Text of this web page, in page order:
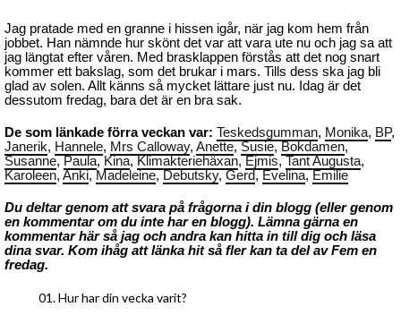
Jag pratade med en granne i hissen igår, när jag kom hem från
jobbet. Han nämnde hur skönt det var att vara ute nu och jag sa att
jag längtat efter våren. Med brasklappen förstås att det nog snart
kommer ett bakslag, som det brukar i mars. Tills dess ska jag bli
glad av solen. Allt känns så mycket lättare just nu. Idag är det
dessutom fredag, bara det är en bra sak.
De som länkade förra veckan var: Teskedsgumman, Monika, BP,
Janerik, Hannele, Mrs Calloway, Anette, Susie, Bokdamen,
Susanne, Paula, Kina, Klimakteriehäxan, Ejmis, Tant Augusta,
Karoleen, Anki, Madeleine, Debutsky, Gerd, Evelina, Emilie
Du deltar genom att svara på frågorna i din blogg (eller genom
en kommentar om du inte har en blogg). Lämna gärna en
kommentar här så jag och andra kan hitta in till dig och läsa
dina svar. Kom ihåg att länka hit så fler kan ta del av Fem en
fredag.
Hur har din vecka varit?